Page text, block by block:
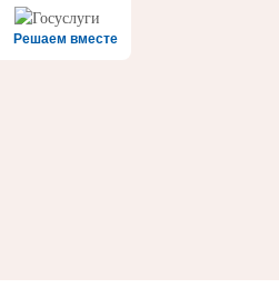
Решаем вместе